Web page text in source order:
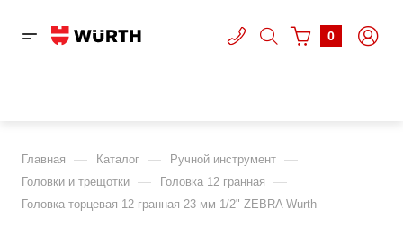
0
Главная — Каталог — Ручной инструмент —
Головки и трещотки — Головка 12 гранная —
Головка торцевая 12 гранная 23 мм 1/2" ZEBRA Wurth